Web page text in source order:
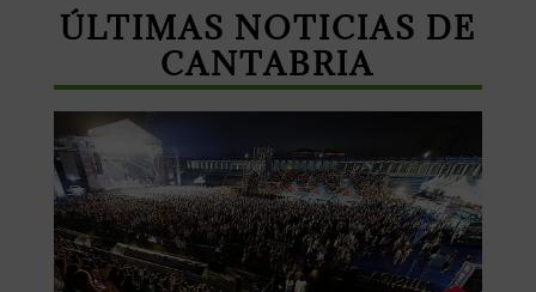
ÚLTIMAS NOTICIAS DE
CANTABRIA